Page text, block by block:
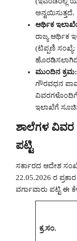
ಅನ್ವಯಿಸುತ್ತದೆ.
ಆರ್ಥಿಕ
ರಾಜ್ಯ ಆರ್ಥಿಕ
(ಟಿಪ್ಪಣಿ ಸಂಖ್ಯೆ:
ಮುಂದಿನ ಕ್ರಮ:
ಗೌರವಧನ
ವಿವರಗಳೊಂದಿಗೆ
ಇಲಾಖೆಗೆ
ಶಾಲೆಗಳ ವಿವರ
ಪಟ್ಟಿ
ಸರ್ಕಾರದ ಆದೇಶ
22.05.2026 ರ
ವರ್ಗಾವಾರು ಪಟ್ಟಿ ಈ
ಕ್ರ.ಸಂ.